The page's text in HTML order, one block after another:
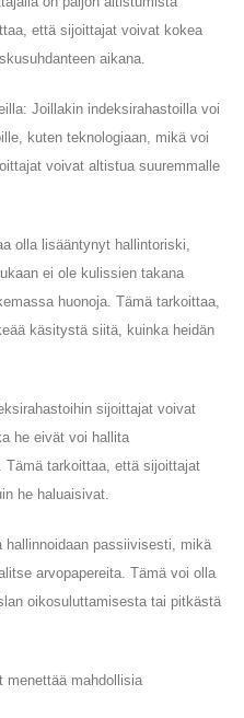
että sijoittajat voivat kokea
aikana.
Joillakin indeksirahastoilla voi
kuten teknologiaan, mikä voi
voivat altistua suuremmalle
olla lisääntynyt hallintoriski,
ei ole kulissien takana
huonoja. Tämä tarkoittaa,
käsitystä siitä, kuinka heidän
sijoittajat voivat
he eivät voi hallita
Tämä tarkoittaa, että sijoittajat
he haluaisivat.
hallinnoidaan passiivisesti, mikä
arvopapereita. Tämä voi olla
oikosuluttamisesta tai pitkästä
menettää mahdollisia